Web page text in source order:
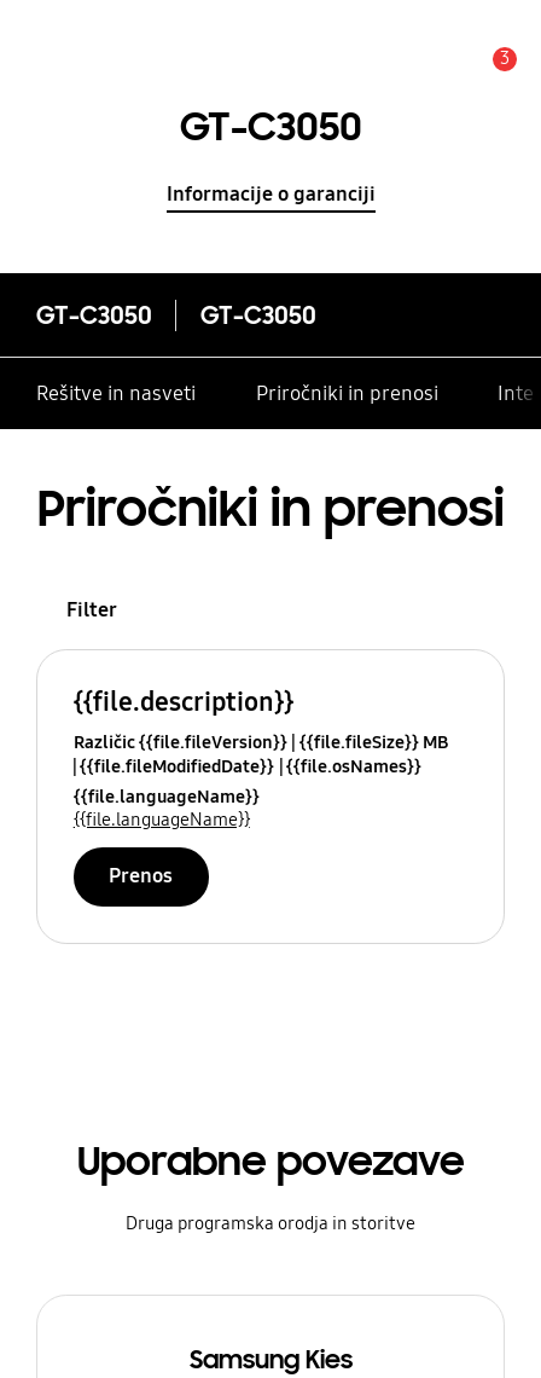
3
GT-C3050
Informacije o garanciji
GT-C3050 GT-C3050
Rešitve in nasveti Priročniki in prenosi
Priročniki in prenosi
Filter
{{file.description}}
Različic {{file.fileVersion}} {{file.fileSize}} MB
{{file.fileModifiedDate}} {{file.osNames}}
{{file.languageName}}
{{file.languageName}}
Prenos
Uporabne povezave
Druga programska orodja in storitve
Samsung Kies